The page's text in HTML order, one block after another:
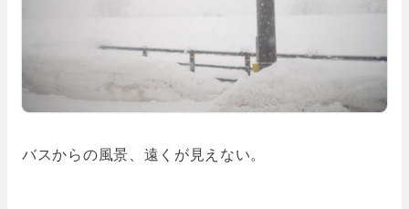
バスからの風景、遠くが見えない。